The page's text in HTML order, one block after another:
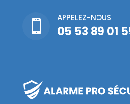

APPELEZ-NOUS
05 53 89 01